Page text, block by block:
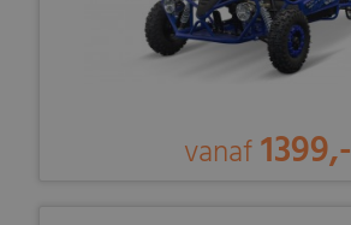
vanaf1399,-